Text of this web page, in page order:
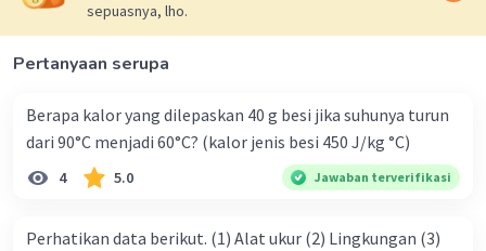
sepuasnya, lho.
Pertanyaan serupa
Berapa kalor yang dilepaskan 40 g besi jika suhunya turun
dari 90°C menjadi 60°C? (kalor jenis besi 450 J/kg °C)
4 5.0 Jawaban terverifikasi
Perhatikan data berikut. (1) Alat ukur (2) Lingkungan (3)